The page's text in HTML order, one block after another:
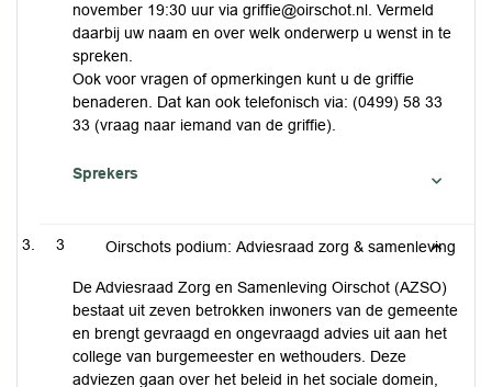
november 19:30 uur via griffie@oirschot.nl. Vermeld
daarbij uw naam en over welk onderwerp u wenst in te
spreken.
Ook voor vragen of opmerkingen kunt u de griffie
benaderen. Dat kan ook telefonisch via: (0499) 58 33
33 (vraag naar iemand van de griffie).
Sprekers
3 Oirschots podium: Adviesraad zorg & samenleving
De Adviesraad Zorg en Samenleving Oirschot (AZSO)
bestaat uit zeven betrokken inwoners van de gemeente
en brengt gevraagd en ongevraagd advies uit aan het
college van burgemeester en wethouders. Deze
adviezen gaan over het beleid in het sociale domein,